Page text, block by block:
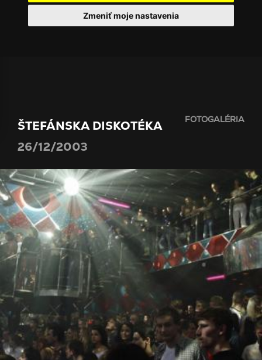
Zmeniť moje nastavenia
ŠTEFÁNSKA DISKOTÉKA
26/12/2003
FOTOGALÉRIA